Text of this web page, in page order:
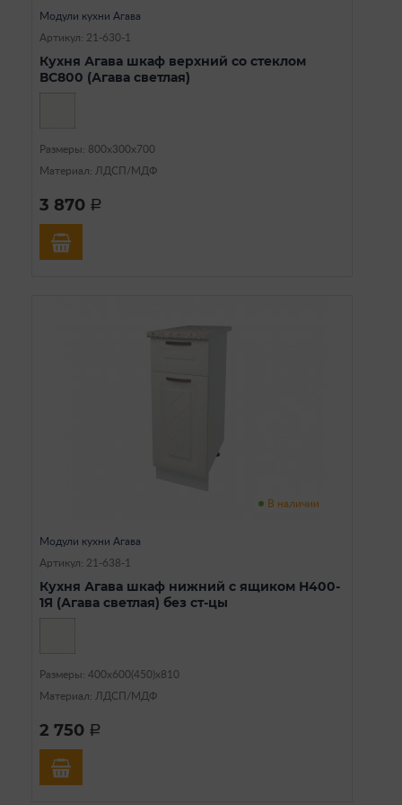
Модули кухни Агава
Артикул: 21-630-1
Кухня Агава шкаф верхний со стеклом
ВС800 (Агава светлая)
Размеры: 800х300х700
Материал: ЛДСП/МДФ
3 870 a
В наличии
Модули кухни Агава
Артикул: 21-638-1
Кухня Агава шкаф нижний с ящиком Н400-
1Я (Агава светлая) без ст-цы
Размеры: 400х600(450)х810
Материал: ЛДСП/МДФ
2 750 a